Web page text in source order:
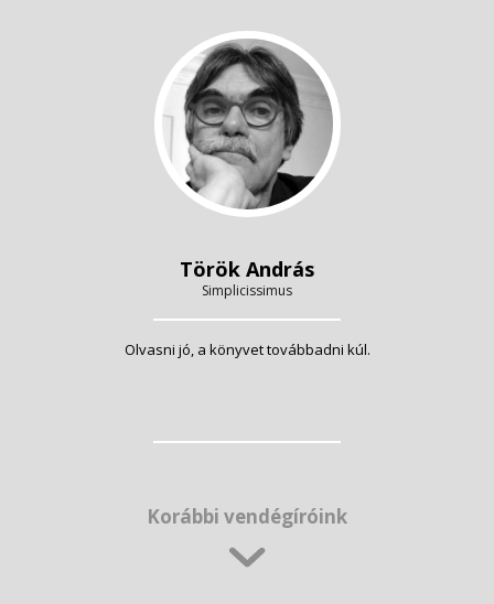
Török András
Simplicissimus
Olvasni jó, a könyvet továbbadni kúl.
Korábbi vendégíróink